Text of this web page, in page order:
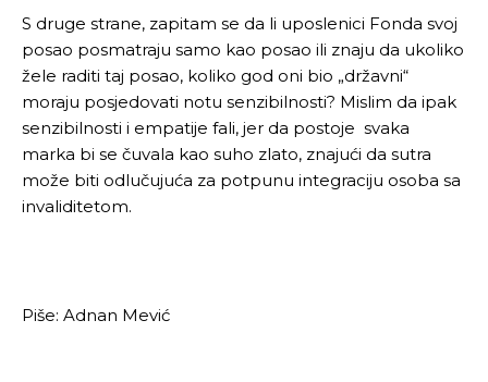
S druge strane, zapitam se da li uposlenici Fonda svoj
posao posmatraju samo kao posao ili znaju da ukoliko
žele raditi taj posao, koliko god oni bio „državni“
moraju posjedovati notu senzibilnosti? Mislim da ipak
senzibilnosti i empatije fali, jer da postoje svaka
marka bi se čuvala kao suho zlato, znajući da sutra
može biti odlučujuća za potpunu integraciju osoba sa
invaliditetom.
Piše: Adnan Mević